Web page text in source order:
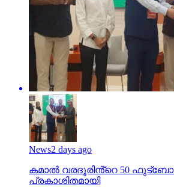
News2 days ago
കമാൽ വരദൂരിൻ്റെ 50
പ്രകാശിതമായി